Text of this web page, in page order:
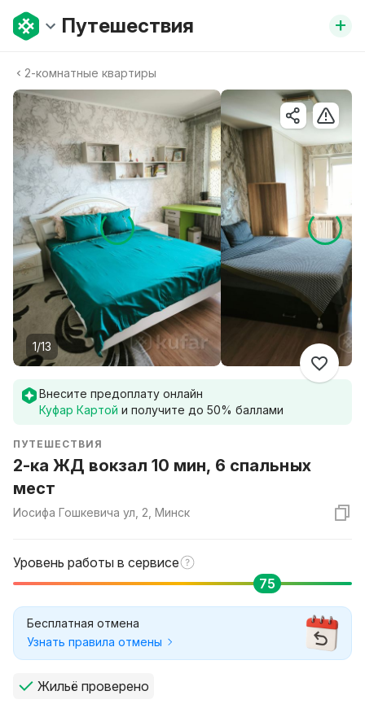
Путешествия +
2-комнатные квартиры
1/13
Внесите предоплату онлайн
Куфар Картой и получите до 50% баллами
ПУТЕШЕСТВИЯ
2-ка ЖД вокзал 10 мин, 6 спальных
мест
Иосифа Гошкевича ул, 2, Минск
Уровень работы в сервисе
75
Бесплатная отмена
Узнать правила отмены
Жильё проверено